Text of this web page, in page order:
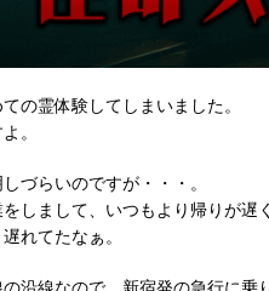
の霊体験してしまいました。
。
づらいのですが・・・。
しまして、いつもより帰りが遅
れてたなぁ。